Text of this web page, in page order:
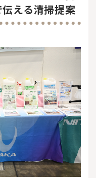
える清掃提案